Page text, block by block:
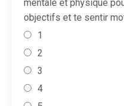
mentale et physique
objectifs et te sentir
1
2
3
4